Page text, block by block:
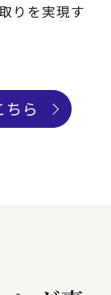
りを実現す
ら